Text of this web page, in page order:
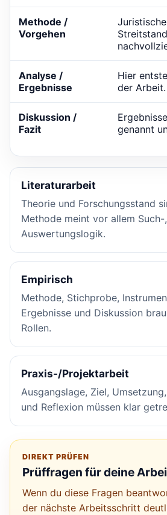
Methode /
Vorgehen
Analyse /
Ergebnisse
Hier
der Arbeit.
Diskussion /
Fazit
genannt
Literaturarbeit
Theorie und Forschungsstand
Methode meint vor allem
Auswertungslogik.
Empirisch
Methode, Stichprobe,
Ergebnisse und Diskussion
Rollen.
Praxis-/Projektarbeit
Ausgangslage, Ziel,
und Reflexion müssen klar
DIREKT PRÜFEN
Prüffragen für deine
Wenn du diese Fragen
der nächste Arbeitsschritt